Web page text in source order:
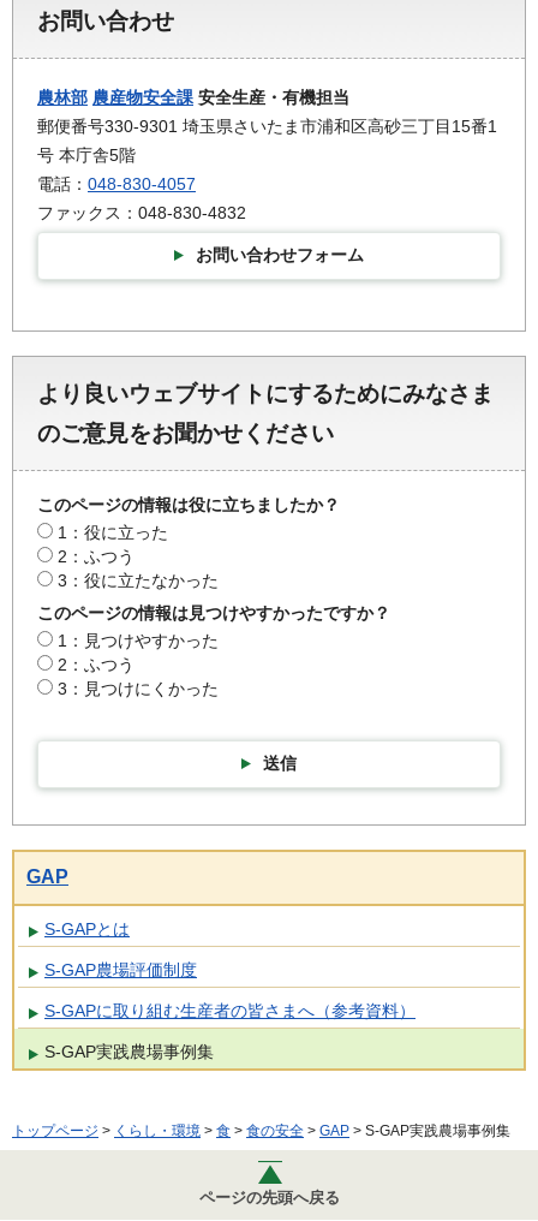
お問い合わせ
農林部 農産物安全課 安全生産・有機担当
郵便番号330-9301 埼玉県さいたま市浦和区高砂三丁目15番1
号 本庁舎5階
電話： 048-830-4057
ファックス：048-830-4832
お問い合わせフォーム
より良いウェブサイトにするためにみなさま
のご意見をお聞かせください
このページの情報は役に立ちましたか？
1：役に立った
2：ふつう
3：役に立たなかった
このページの情報は見つけやすかったですか？
1：見つけやすかった
2：ふつう
3：見つけにくかった
送信
GAP
S-GAPとは
S-GAP農場評価制度
S-GAPに取り組む生産者の皆さまへ（参考資料）
S-GAP実践農場事例集
トップページ > くらし・環境 > 食 > 食の安全 > GAP > S-GAP実践農場事例集
ページの先頭へ戻る